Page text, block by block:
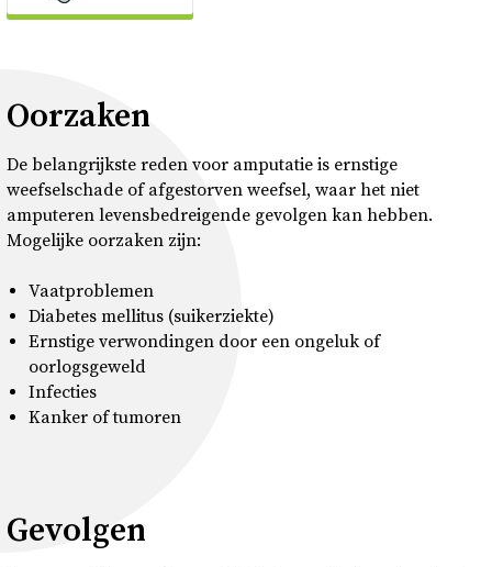
Oorzaken
De belangrijkste reden voor amputatie is ernstige
weefselschade of afgestorven weefsel, waar het niet
amputeren levensbedreigende gevolgen kan hebben.
Mogelijke oorzaken zijn:
Vaatproblemen
Diabetes mellitus (suikerziekte)
Ernstige verwondingen door een ongeluk of
oorlogsgeweld
Infecties
Kanker of tumoren
Gevolgen